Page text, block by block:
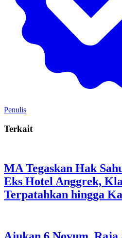
Penulis
Terkait
MA Tegaskan Hak
Eks Hotel Anggrek,
Terpatahkan hingga